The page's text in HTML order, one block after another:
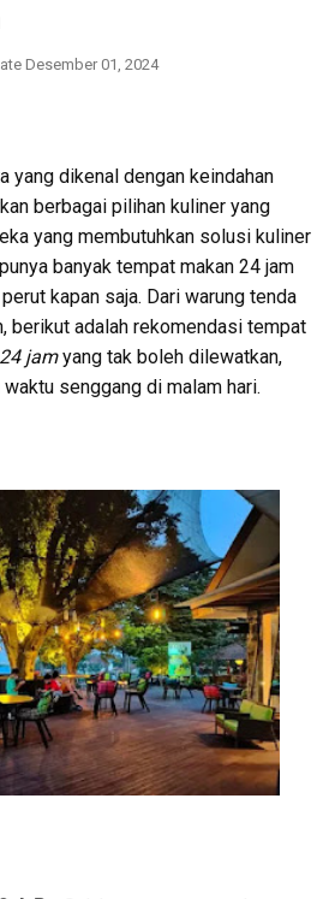
Desember 01, 2024
yang dikenal dengan keindahan
berbagai pilihan kuliner yang
yang membutuhkan solusi kuliner
banyak tempat makan 24 jam
kapan saja. Dari warung tenda
berikut adalah rekomendasi tempat
jamyang tak boleh dilewatkan,
senggang di malam hari.